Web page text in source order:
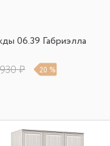
06.39 Габриэлла
₽ 20 %